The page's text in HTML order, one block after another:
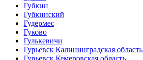
Губкин
Губкинский
Гудермес
Гуково
Гулькевичи
Гурьевск Калининградская область
Гурьевск Кемеровская область